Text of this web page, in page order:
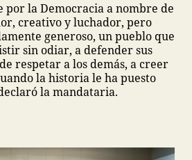
por la Democracia a nombre de
creativo y luchador, pero
generoso, un pueblo que
sin odiar, a defender sus
respetar a los demás, a creer
la historia le ha puesto
la mandataria.